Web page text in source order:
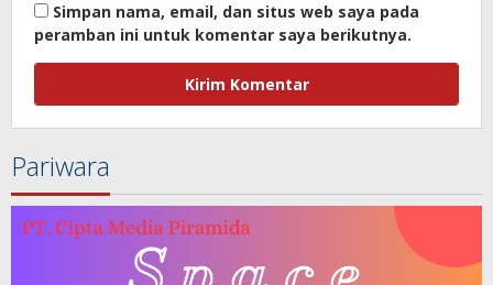
Simpan nama, email, dan situs web saya pada
peramban ini untuk komentar saya berikutnya.
Pariwara